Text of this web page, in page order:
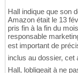
Hall indique que son
Amazon était le 13
pris fin à la fin du
responsable
est important de
inclus au dossier, cet
Hall, lobligeait à ne